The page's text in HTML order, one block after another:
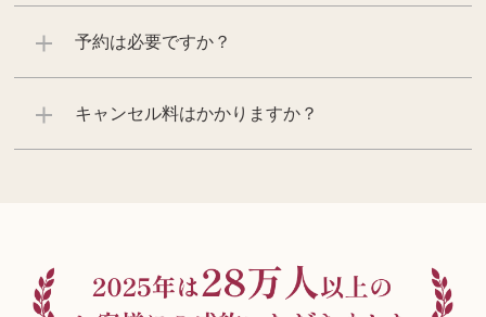
予約は必要ですか？
キャンセル料はかかりますか？